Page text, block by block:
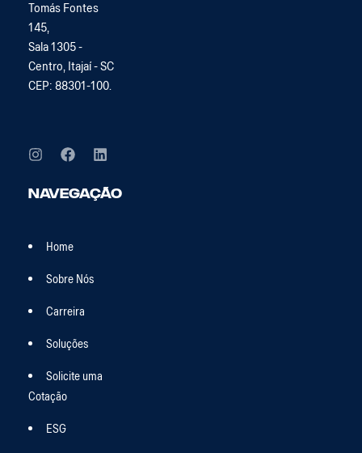
Tomás Fontes
145,
Sala 1305 -
Centro, Itajaí - SC
CEP: 88301-100.
Navegação
Home
Sobre Nós
Carreira
Soluções
Solicite uma
Cotação
ESG